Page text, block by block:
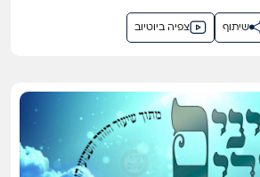
צפיה ביוטיוב שיתוף